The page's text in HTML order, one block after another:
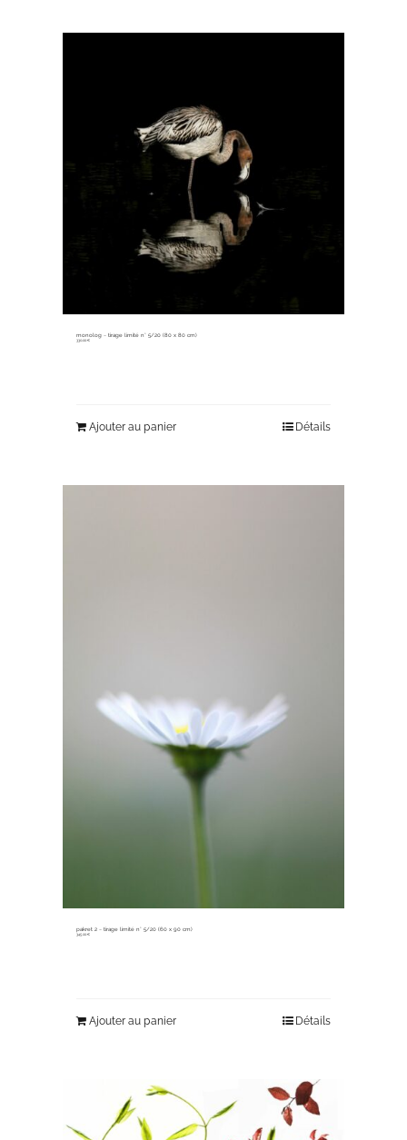
monolog ~ tirage limité n° 5/20 (80 x 80 cm)
330,00€
Ajouter au panier Détails
pakret 2 ~ tirage limité n° 5/20 (60 x 90 cm)
345,00€
Ajouter au panier Détails